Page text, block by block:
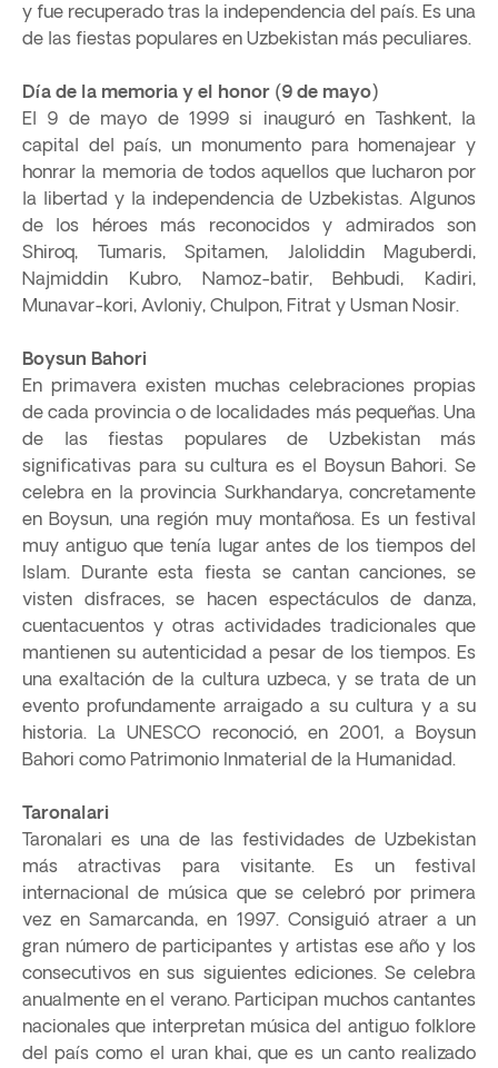
y fue recuperado tras la independencia del país. Es una
de las fiestas populares en Uzbekistan más peculiares.
Día de la memoria y el honor (9 de mayo)
El 9 de mayo de 1999 si inauguró en Tashkent, la
capital del país, un monumento para homenajear y
honrar la memoria de todos aquellos que lucharon por
la libertad y la independencia de Uzbekistas. Algunos
de los héroes más reconocidos y admirados son
Shiroq, Tumaris, Spitamen, Jaloliddin Maguberdi,
Najmiddin Kubro, Namoz-batir, Behbudi, Kadiri,
Munavar-kori, Avloniy, Chulpon, Fitrat y Usman Nosir.
Boysun Bahori
En primavera existen muchas celebraciones propias
de cada provincia o de localidades más pequeñas. Una
de las fiestas populares de Uzbekistan más
significativas para su cultura es el Boysun Bahori. Se
celebra en la provincia Surkhandarya, concretamente
en Boysun, una región muy montañosa. Es un festival
muy antiguo que tenía lugar antes de los tiempos del
Islam. Durante esta fiesta se cantan canciones, se
visten disfraces, se hacen espectáculos de danza,
cuentacuentos y otras actividades tradicionales que
mantienen su autenticidad a pesar de los tiempos. Es
una exaltación de la cultura uzbeca, y se trata de un
evento profundamente arraigado a su cultura y a su
historia. La UNESCO reconoció, en 2001, a Boysun
Bahori como Patrimonio Inmaterial de la Humanidad.
Taronalari
Taronalari es una de las festividades de Uzbekistan
más atractivas para visitante. Es un festival
internacional de música que se celebró por primera
vez en Samarcanda, en 1997. Consiguió atraer a un
gran número de participantes y artistas ese año y los
consecutivos en sus siguientes ediciones. Se celebra
anualmente en el verano. Participan muchos cantantes
nacionales que interpretan música del antiguo folklore
del país como el uran khai, que es un canto realizado